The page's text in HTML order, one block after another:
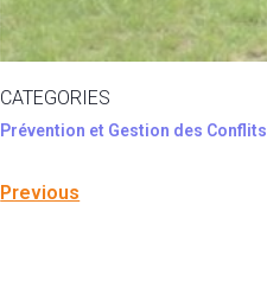
CATEGORIES
Prévention et Gestion des Conflits
Previous